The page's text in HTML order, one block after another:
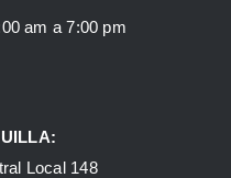
am a 7:00 pm
Local 148